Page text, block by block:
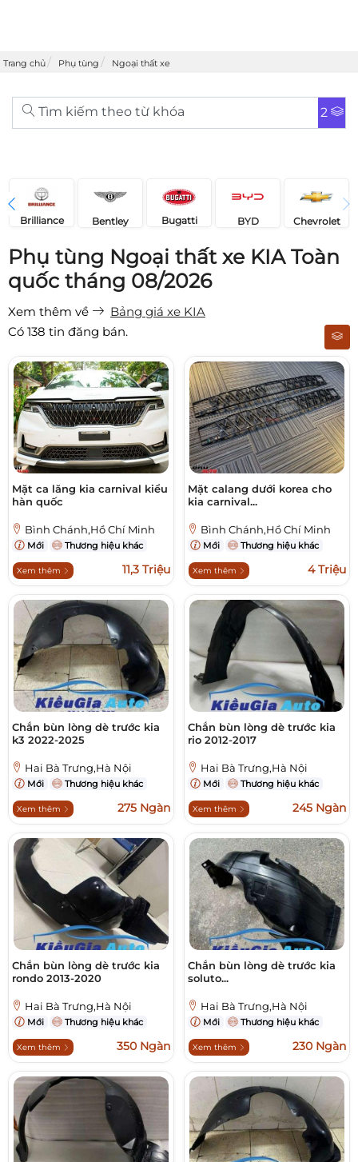
Trang chủ Phụ tùng Ngoại thất xe
Tìm kiếm theo từ khóa 2
Brilliance Bentley Bugatti BYD Chevrolet
Phụ tùng Ngoại thất xe KIA Toàn
quốc tháng 08/2026
Xem thêm về
Bảng giá xe KIA
Có 138 tin đăng bán.
Mặt ca lăng kia carnival kiểu
hàn quốc
Bình Chánh,Hồ Chí Minh
Mới Thương hiệu khác
Xem thêm 11,3 Triệu
Mặt calang dưới korea cho
kia carnival...
Bình Chánh,Hồ Chí Minh
Mới Thương hiệu khác
Xem thêm 4 Triệu
Chắn bùn lòng dè trước kia
k3 2022-2025
Hai Bà Trưng,Hà Nội
Mới Thương hiệu khác
Xem thêm 275 Ngàn
Chắn bùn lòng dè trước kia
rio 2012-2017
Hai Bà Trưng,Hà Nội
Mới Thương hiệu khác
Xem thêm 245 Ngàn
Chắn bùn lòng dè trước kia
rondo 2013-2020
Hai Bà Trưng,Hà Nội
Mới Thương hiệu khác
Xem thêm 350 Ngàn
Chắn bùn lòng dè trước kia
soluto...
Hai Bà Trưng,Hà Nội
Mới Thương hiệu khác
Xem thêm 230 Ngàn